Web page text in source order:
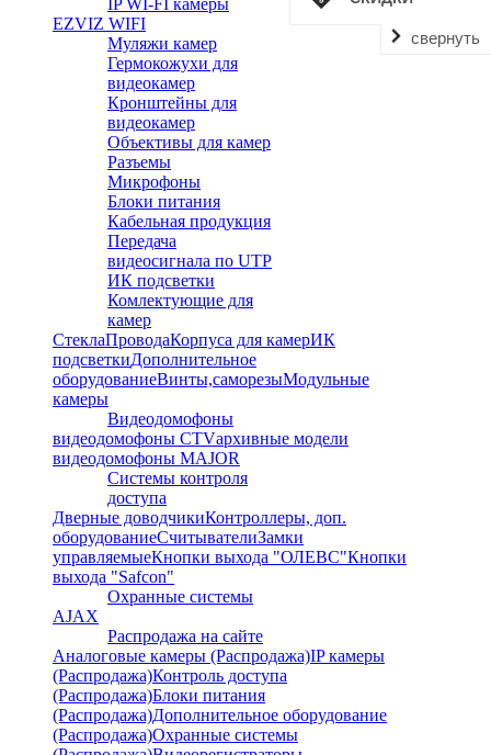
свернуть
IP WI-FI камеры
EZVIZ WIFI
Муляжи камер
Гермокожухи для
видеокамер
Кронштейны для
видеокамер
Объективы для камер
Разъемы
Микрофоны
Блоки питания
Кабельная продукция
Передача
видеосигнала по UTP
ИК подсветки
Комлектующие для
камер
СтеклаПроводаКорпуса для камерИК
подсветкиДополнительное
оборудованиеВинты,саморезыМодульные
камеры
Видеодомофоны
видеодомофоны CTVархивные модели
видеодомофоны MAJOR
Системы контроля
доступа
Дверные доводчикиКонтроллеры, доп.
оборудованиеСчитывателиЗамки
управляемыеКнопки выхода "ОЛЕВС"Кнопки
выхода "Safcon"
Охранные системы
AJAX
Распродажа на сайте
Аналоговые камеры (Распродажа)IP камеры
(Распродажа)Контроль доступа
(Распродажа)Блоки питания
(Распродажа)Дополнительное оборудование
(Распродажа)Охранные системы